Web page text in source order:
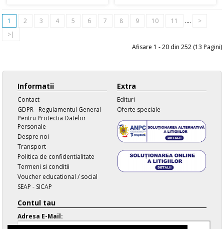
1 2 3 4 5 6 7 8 9 10 11 ....
>
>|
Afisare 1 - 20 din 252 (13 Pagini)
Informatii
Contact
GDPR - Regulamentul General
Pentru Protectia Datelor
Personale
Despre noi
Transport
Politica de confidentialitate
Termeni si conditii
Voucher educational / social
SEAP - SICAP
Extra
Edituri
Oferte speciale
Contul tau
Adresa E-Mail: